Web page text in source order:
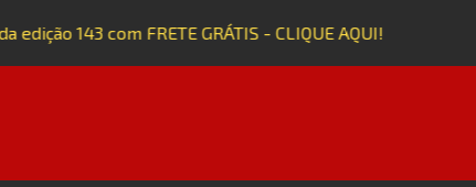
edição 143 com FRETE GRÁTIS - CLIQUE AQUI!